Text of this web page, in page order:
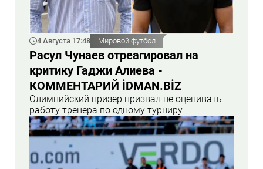
4 Августа 17:48 Мировой футбол
Расул Чунаев отреагировал на
критику Гаджи Алиева -
КОММЕНТАРИЙ İDMAN.BİZ
Олимпийский призер призвал не оценивать
работу тренера по одному турниру